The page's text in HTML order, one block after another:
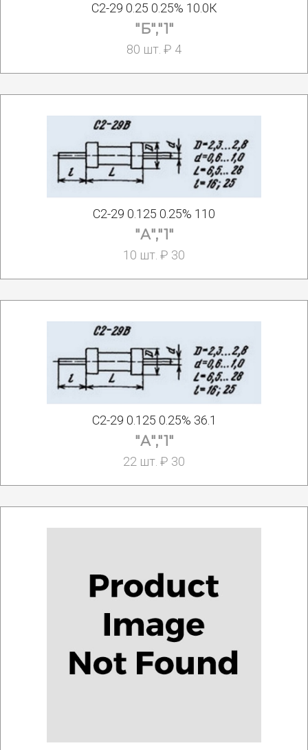
С2-29 0.25 0.25% 10.0К
"Б","1"
80 шт. ₽ 4
С2-29 0.125 0.25% 110
"А","1"
10 шт. ₽ 30
С2-29 0.125 0.25% 36.1
"А","1"
22 шт. ₽ 30